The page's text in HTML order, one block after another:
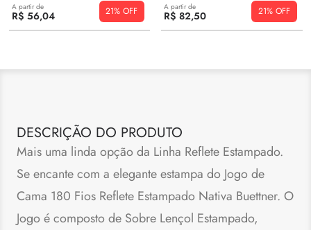
A partir de
R$ 56,04 21% A partir de
R$ 82,50 21%
DESCRIÇÃO DO PRODUTO
Mais uma linda opção da Linha Reflete Estampado.
Se encante com a elegante estampa do Jogo de
Cama 180 Fios Reflete Estampado Nativa Buettner. O
Jogo é composto de Sobre Lençol Estampado,